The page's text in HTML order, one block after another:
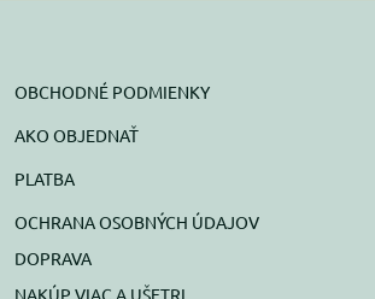
OBCHODNÉ PODMIENKY
AKO OBJEDNAŤ
PLATBA
OCHRANA OSOBNÝCH ÚDAJOV
DOPRAVA
NAKÚP VIAC A UŠETRI